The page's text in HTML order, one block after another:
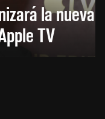
la nueva
TV